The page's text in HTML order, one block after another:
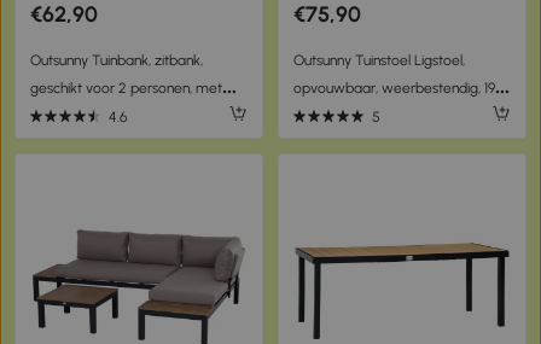
€62,90
Outsunny Tuinbank, zitbank,
geschikt voor 2 personen, met
een rustieke uitstraling
Afmetingen: 110 x 38 x 35 cm Kleur:
4.6
€75,90
Outsunny Tuinstoel Ligstoel,
opvouwbaar, weerbestendig, 194
cm x 72 cm x 89 cm, Zwart +
Donkergrijs
5